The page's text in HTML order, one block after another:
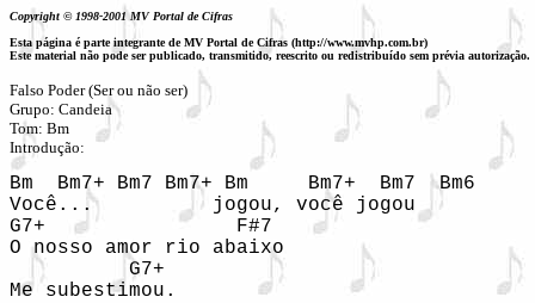
Copyright © 1998-2001 MV Portal de Cifras
Esta página é parte integrante de MV Portal de Cifras (http://www.mvhp.com.br)
Este material não pode ser publicado, transmitido, reescrito ou redistribuído sem prévia autorização.
Falso Poder (Ser ou não ser)
Grupo: Candeia
Tom: Bm
Introdução:
Bm  Bm7+ Bm7 Bm7+ Bm     Bm7+  Bm7  Bm6
Você...          jogou, você jogou
G7+                F#7
O nosso amor rio abaixo
          G7+
Me subestimou.